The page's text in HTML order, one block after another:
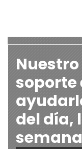
soporte
del día,